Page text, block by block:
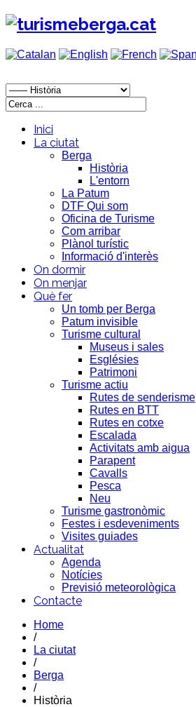
Inici
La ciutat
Berga
Història
L'entorn
La Patum
DTF Qui som
Oficina de Turisme
Com arribar
Plànol turístic
Informació d'interès
On dormir
On menjar
Què fer
Un tomb per Berga
Patum invisible
Turisme cultural
Museus i sales
Esglésies
Patrimoni
Turisme actiu
Rutes de senderisme
Rutes en BTT
Rutes en cotxe
Escalada
Activitats amb aigua
Parapent
Cavalls
Pesca
Neu
Turisme gastronòmic
Festes i esdeveniments
Visites guiades
Actualitat
Agenda
Notícies
Previsió meteorològica
Contacte
Home
/
La ciutat
/
Berga
/
Història